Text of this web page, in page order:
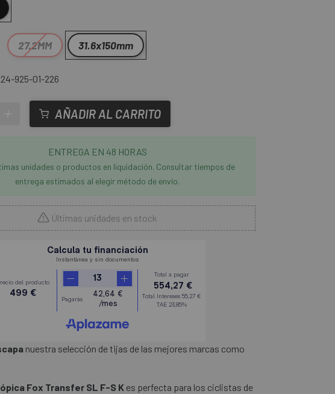
27.2MM 31.6x150mm
925-01-226
AÑADIR AL CARRITO
ENTREGA EN 48 HORAS
unidades o productos en liquidación. Consultar tiempos de
entrega estimados al elegir método de envío.
Últimas unidades en stock
nuestra selección de tijas de las mejores marcas como
Fox Transfer SL F-S K es perfecta para los ciclistas de